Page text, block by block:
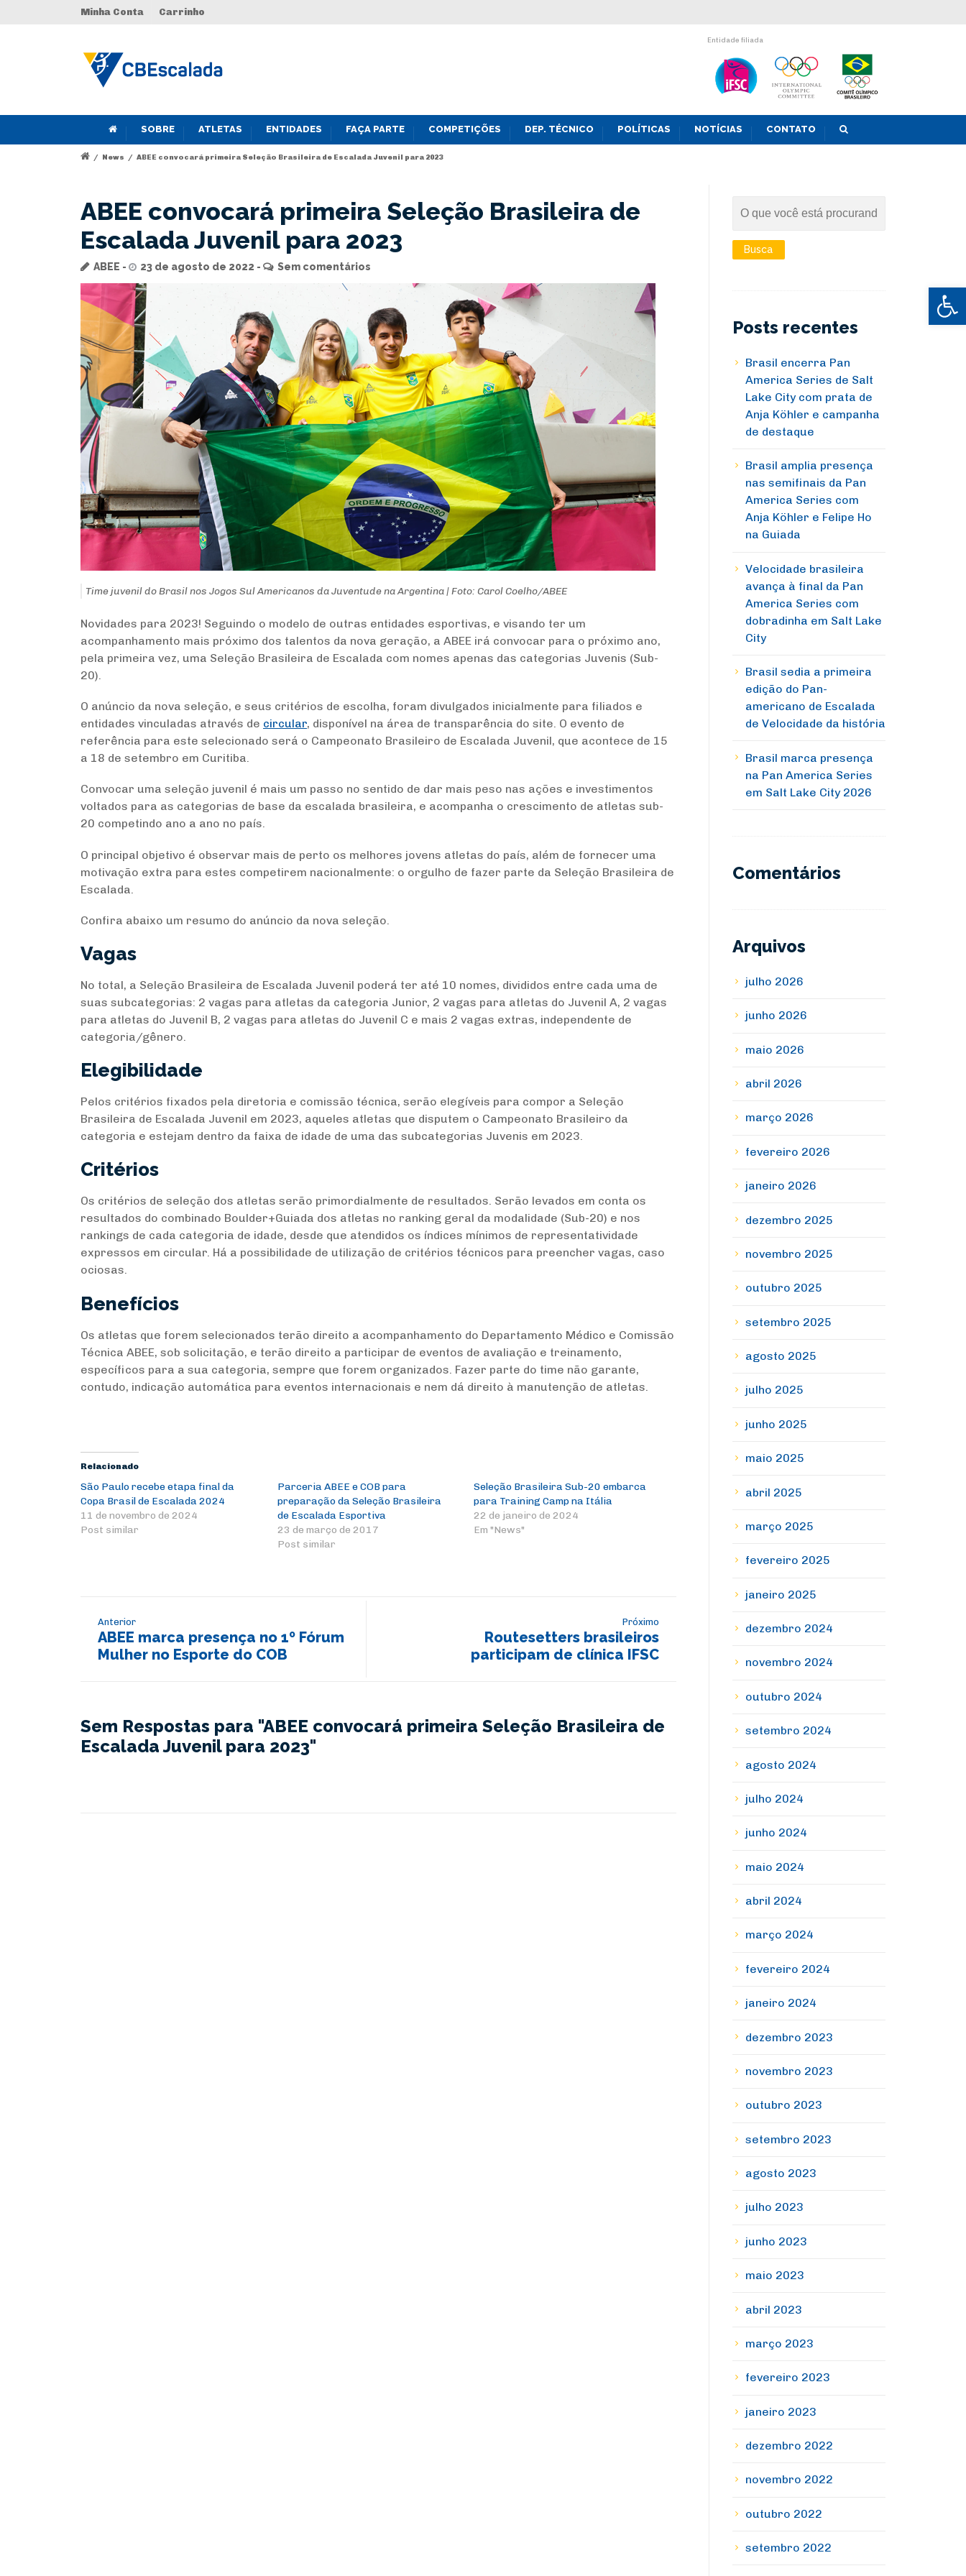
Abrir
Minha Conta Carrinho
Entidade filiada
SOBRE ATLETAS ENTIDADES FAÇA PARTE COMPETIÇÕES DEP. TÉCNICO POLÍTICAS NOTÍCIAS CONTATO
/ News / ABEE convocará primeira Seleção Brasileira de Escalada Juvenil para 2023
ABEE convocará primeira Seleção Brasileira de
Escalada Juvenil para 2023
ABEE 23 de agosto de 2022 Sem comentários
Time juvenil do Brasil nos Jogos Sul Americanos da Juventude na Argentina | Foto: Carol Coelho/ABEE
Novidades para 2023! Seguindo o modelo de outras entidades esportivas, e visando ter um
acompanhamento mais próximo dos talentos da nova geração, a ABEE irá convocar para o próximo ano,
pela primeira vez, uma Seleção Brasileira de Escalada com nomes apenas das categorias Juvenis (Sub-
20).
O anúncio da nova seleção, e seus critérios de escolha, foram divulgados inicialmente para filiados e
entidades vinculadas através de circular, disponível na área de transparência do site. O evento de
referência para este selecionado será o Campeonato Brasileiro de Escalada Juvenil, que acontece de 15
a 18 de setembro em Curitiba.
Convocar uma seleção juvenil é mais um passo no sentido de dar mais peso nas ações e investimentos
voltados para as categorias de base da escalada brasileira, e acompanha o crescimento de atletas sub-
20 competindo ano a ano no país.
O principal objetivo é observar mais de perto os melhores jovens atletas do país, além de fornecer uma
motivação extra para estes competirem nacionalmente: o orgulho de fazer parte da Seleção Brasileira de
Escalada.
Confira abaixo um resumo do anúncio da nova seleção.
Vagas
No total, a Seleção Brasileira de Escalada Juvenil poderá ter até 10 nomes, divididos entre cada uma de
suas subcategorias: 2 vagas para atletas da categoria Junior, 2 vagas para atletas do Juvenil A, 2 vagas
para atletas do Juvenil B, 2 vagas para atletas do Juvenil C e mais 2 vagas extras, independente de
categoria/gênero.
Elegibilidade
Pelos critérios fixados pela diretoria e comissão técnica, serão elegíveis para compor a Seleção
Brasileira de Escalada Juvenil em 2023, aqueles atletas que disputem o Campeonato Brasileiro da
categoria e estejam dentro da faixa de idade de uma das subcategorias Juvenis em 2023.
Critérios
Os critérios de seleção dos atletas serão primordialmente de resultados. Serão levados em conta os
resultados do combinado Boulder+Guiada dos atletas no ranking geral da modalidade (Sub-20) e nos
rankings de cada categoria de idade, desde que atendidos os índices mínimos de representatividade
expressos em circular. Há a possibilidade de utilização de critérios técnicos para preencher vagas, caso
ociosas.
Benefícios
Os atletas que forem selecionados terão direito a acompanhamento do Departamento Médico e Comissão
Técnica ABEE, sob solicitação, e terão direito a participar de eventos de avaliação e treinamento,
específicos para a sua categoria, sempre que forem organizados. Fazer parte do time não garante,
contudo, indicação automática para eventos internacionais e nem dá direito à manutenção de atletas.
Relacionado
São Paulo recebe etapa final da
Copa Brasil de Escalada 2024
11 de novembro de 2024
Post similar
Parceria ABEE e COB para
preparação da Seleção Brasileira
de Escalada Esportiva
23 de março de 2017
Post similar
Seleção Brasileira Sub-20 embarca
para Training Camp na Itália
22 de janeiro de 2024
Em "News"
Anterior
ABEE marca presença no 1º Fórum
Mulher no Esporte do COB
Próximo
Routesetters brasileiros
participam de clínica IFSC
Sem Respostas para "ABEE convocará primeira Seleção Brasileira de
Escalada Juvenil para 2023"
Posts recentes
Brasil encerra Pan
America Series de Salt
Lake City com prata de
Anja Köhler e campanha
de destaque
Brasil amplia presença
nas semifinais da Pan
America Series com
Anja Köhler e Felipe Ho
na Guiada
Velocidade brasileira
avança à final da Pan
America Series com
dobradinha em Salt Lake
City
Brasil sedia a primeira
edição do Pan-
americano de Escalada
de Velocidade da história
Brasil marca presença
na Pan America Series
em Salt Lake City 2026
Comentários
Arquivos
julho 2026
junho 2026
maio 2026
abril 2026
março 2026
fevereiro 2026
janeiro 2026
dezembro 2025
novembro 2025
outubro 2025
setembro 2025
agosto 2025
julho 2025
junho 2025
maio 2025
abril 2025
março 2025
fevereiro 2025
janeiro 2025
dezembro 2024
novembro 2024
outubro 2024
setembro 2024
agosto 2024
julho 2024
junho 2024
maio 2024
abril 2024
março 2024
fevereiro 2024
janeiro 2024
dezembro 2023
novembro 2023
outubro 2023
setembro 2023
agosto 2023
julho 2023
junho 2023
maio 2023
abril 2023
março 2023
fevereiro 2023
janeiro 2023
dezembro 2022
novembro 2022
outubro 2022
setembro 2022